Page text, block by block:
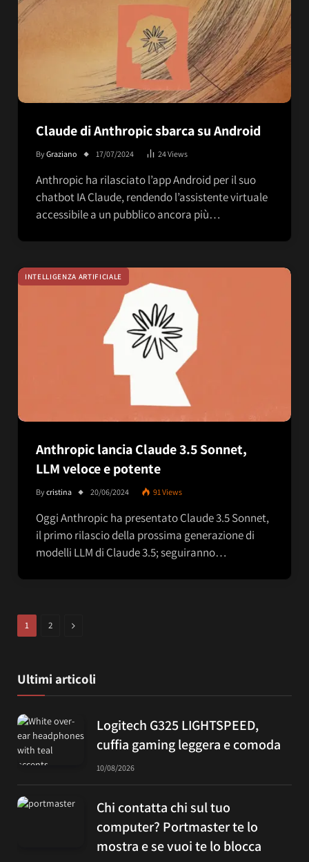
Claude di Anthropic sbarca su Android
ByGraziano 17/07/2024 24Views
Anthropic ha rilasciato l’app Android per il suo
chatbot IA Claude, rendendo l’assistente virtuale
accessibile a un pubblico ancora più…
INTELLIGENZA ARTIFICIALE
Anthropic lancia Claude 3.5 Sonnet,
LLM veloce e potente
Bycristina 20/06/2024 91 Views
Oggi Anthropic ha presentato Claude 3.5 Sonnet,
il primo rilascio della prossima generazione di
modelli LLM di Claude 3.5; seguiranno…
1 2 Next
Ultimi articoli
Logitech G325 LIGHTSPEED,
cuffia gaming leggera e comoda
10/08/2026
Chi contatta chi sul tuo
computer? Portmaster te lo
mostra e se vuoi te lo blocca